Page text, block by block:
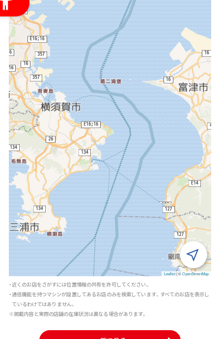
Leaflet |©OpenStreetMap
・近くのお店をさがすには位置情報の共有を許可してください。
・通信機能を持つマシンが設置してあるお店のみを検索しています。すべてのお店を表示し
ているわけではありません。
※掲載内容と実際の店舗の在庫状況は異なる場合があります。